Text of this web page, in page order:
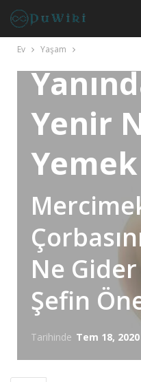
Ev Yaşam
Yenir
Yemek
Ne Gider
Şefin
Tarihinde Tem 18, 2020